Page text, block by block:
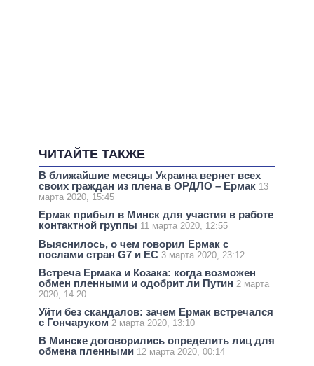
ЧИТАЙТЕ ТАКЖЕ
В ближайшие месяцы Украина вернет всех
своих граждан из плена в ОРДЛО – Ермак 13
марта 2020, 15:45
Ермак прибыл в Минск для участия в работе
контактной группы 11 марта 2020, 12:55
Выяснилось, о чем говорил Ермак с
послами стран G7 и ЕС 3 марта 2020, 23:12
Встреча Ермака и Козака: когда возможен
обмен пленными и одобрит ли Путин 2 марта
2020, 14:20
Уйти без скандалов: зачем Ермак встречался
с Гончаруком 2 марта 2020, 13:10
В Минске договорились определить лиц для
обмена пленными 12 марта 2020, 00:14